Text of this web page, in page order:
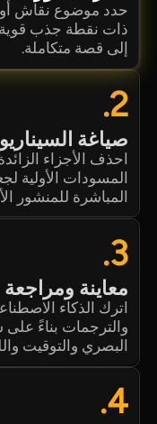
حدد موضوع نقاش
ذات نقطة جذب قوية،
إلى قصة متكاملة.
2.
صياغة
احذف الأجزاء
المسودات الأولية
المباشرة للمنشور
3.
معاينة
اترك الذكاء
والترجمات بناءً
البصري والتوقيت
4.